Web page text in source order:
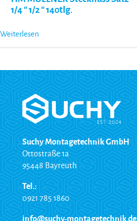
1/4 “ 1/2 “ 140tlg.
Weiterlesen
Suchy Montagetechnik GmbH
Ottostraße 1a
95448 Bayreuth
Tel.:
0921 785 1860